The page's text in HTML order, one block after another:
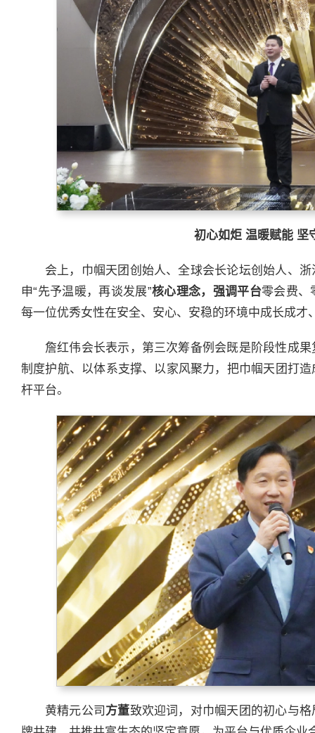
初心如炬 温暖赋能 坚
会上，巾帼天团创始人、全球会长论坛创始人、
申“先予温暖，再谈发展”核心理念，强调平台零会费、
每一位优秀女性在安全、安心、安稳的环境中成长成才
詹红伟会长表示，第三次筹备例会既是阶段性成
制度护航、以体系支撑、以家风聚力，把巾帼天团打造
杆平台。
黄精元公司 方董致欢迎词，对巾帼天团的初心与